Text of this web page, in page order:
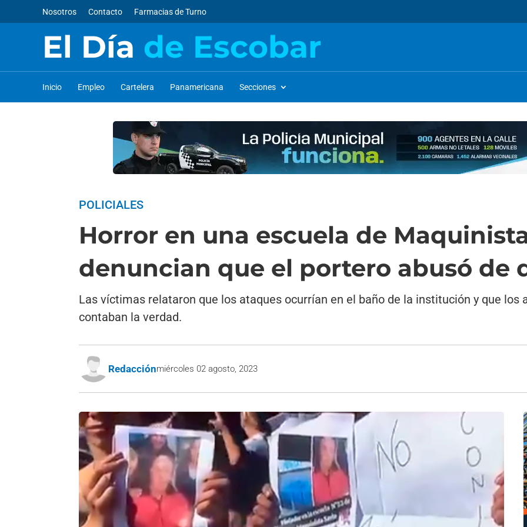
Nosotros Contacto Farmacias de Turno
El Día de Escobar
Inicio Empleo Cartelera Panamericana Secciones
POLICIALES
Horror en una escuela de
denuncian que el portero abusó de
Las víctimas relataron que los ataques ocurrían en el baño de la institución y que los
contaban la verdad.
Redacciónmiércoles 02 agosto, 2023